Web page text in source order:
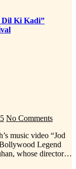
Dil Ki Kadi”
No Comments
Legend
whose director…